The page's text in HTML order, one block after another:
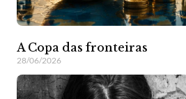
A Copa das fronteiras
28/06/2026